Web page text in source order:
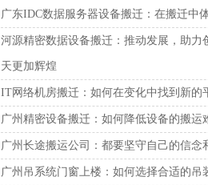
广东IDC数据服务器设备搬迁：在搬迁中
河源精密数据设备搬迁：推动发展，助力
天更加辉煌
IT网络机房搬迁：如何在变化中找到新的
广州精密设备搬迁：如何降低设备的搬运
广州长途搬运公司：都要坚守自己的信念
广州吊系统门窗上楼：如何选择合适的吊